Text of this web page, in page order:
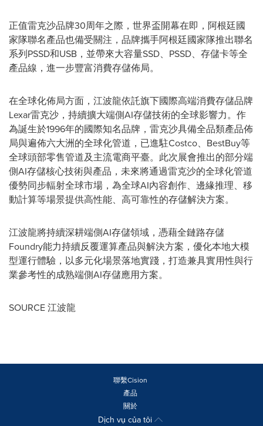
正值雷克沙品牌30周年之際，世界盃開幕在即，阿根廷國
家隊聯名產品也備受關注，品牌攜手阿根廷國家隊推出聯名
系列PSSD和USB，並帶來大容量SSD、PSSD、存儲卡等全
產品線，進一步豐富消費存儲佈局。
在全球化佈局方面，江波龍依託旗下國際高端消費存儲品牌
Lexar雷克沙，持續擴大端側AI存儲技術的全球影響力。作
為誕生於1996年的國際知名品牌，雷克沙具備全品類產品佈
局與遍佈六大洲的全球化管道，已進駐Costco、BestBuy等
全球頭部零售管道及主流電商平臺。此次展會推出的部分端
側AI存儲核心技術與產品，未來將通過雷克沙的全球化管道
優勢同步輻射全球市場，為全球AI內容創作、邊緣推理、移
動計算等場景提供高性能、高可靠性的存儲解決方案。
江波龍將持續深耕端側AI存儲領域，憑藉全鏈路存儲
Foundry能力持續反覆運算產品與解決方案，優化本地大模
型運行體驗，以多元化場景落地實踐，打造兼具實用性與行
業參考性的成熟端側AI存儲應用方案。
SOURCE 江波龍
聯繫Cision
產品
關於
Dịch vụ của tôi